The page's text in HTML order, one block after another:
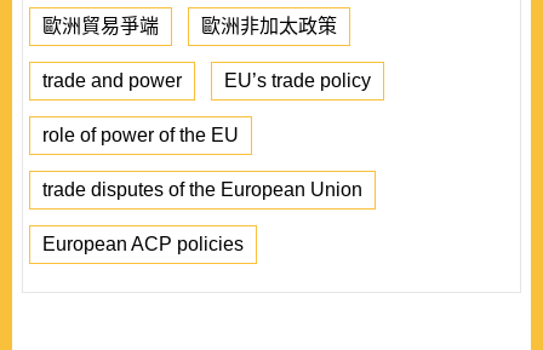
歐洲貿易爭端 歐洲非加太政策
trade and power EU’s trade policy
role of power of the EU
trade disputes of the European Union
European ACP policies